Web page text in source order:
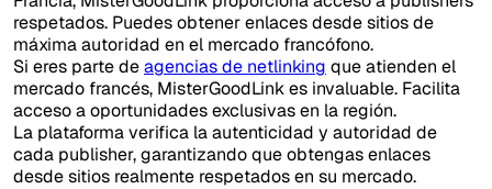
respetados. Puedes obtener enlaces desde sitios de
máxima autoridad en el mercado francófono.
Si eres parte deagencias de netlinking que atienden el
mercado francés, MisterGoodLink es invaluable. Facilita
acceso a oportunidades exclusivas en la región.
La plataforma verifica la autenticidad y autoridad de
cada publisher, garantizando que obtengas enlaces
desde sitios realmente respetados en su mercado.